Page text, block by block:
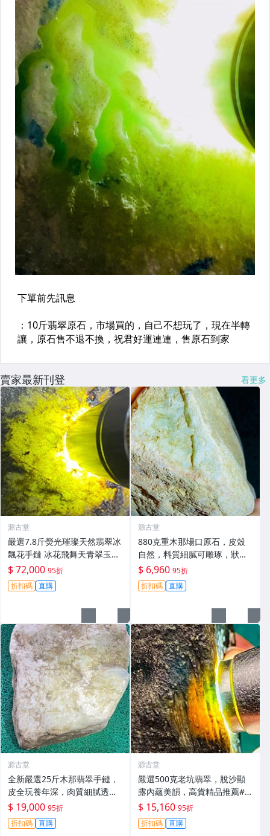
賣家最新刊登 看更多
源古堂
嚴選7.8斤熒光璀璨天然翡翠冰
飄花手鏈 冰花飛舞天青翠玉br
acelet 翡翠手鏈 翡翠bracelet
$ 72,000 95折
折扣碼 直購
源古堂
880克重木那場口原石，皮殼
自然，料質細膩可雕琢，狀態
優良適合作為手鐲或收藏，嚴
選天然A貨翡翠#天然翡翠 A貨
翡翠 手鐲原料
$ 6,960 95折
折扣碼 直購
源古堂
全新嚴選25斤木那翡翠手鏈，
皮全玩養年深，肉質細膩透光
佳，空間寬闊易雕琢，適合打
造手鐲、牌子與掛件，精品嚴
選#翡翠 #天然翡翠 #A貨翡翠
$ 19,000 95折
折扣碼 直購
源古堂
嚴選500克老坑翡翠，脫沙顯
露內蘊美韻，高貨精品推薦#
天然翡翠 #A貨翡翠 #高貨翡翠
$ 15,160 95折
折扣碼 直購